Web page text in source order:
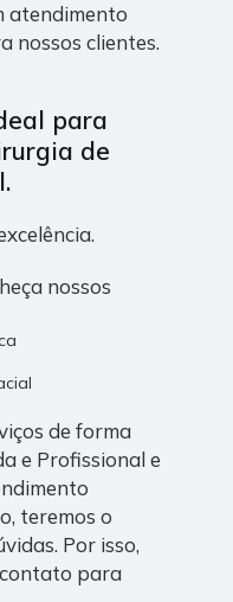
atendimento
nossos clientes.
para
de
.
nossos
de forma
e Profissional e
teremos o
Por isso,
para